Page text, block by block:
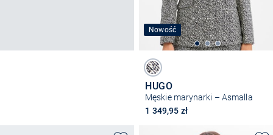
Nowość
HUGO
Męskie marynarki – Asmalla
1 349,95 zł